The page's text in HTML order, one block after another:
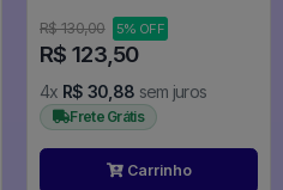
R$ 130,00 5% OFF
R$ 123,50
4x R$ 30,88 sem juros
Frete Grátis
Carrinho